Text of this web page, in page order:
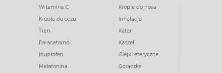
Witamina C
Krople do oczu
Tran
Paracetamol
Ibuprofen
Melatonina
Krople do nosa
Inhalacje
Katar
Kaszel
Olejki eteryczne
Gorączka